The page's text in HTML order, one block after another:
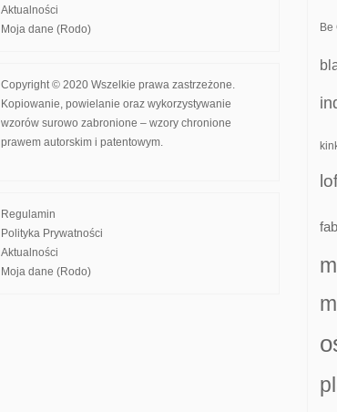
Aktualności
Moja dane (Rodo)
Copyright © 2020 Wszelkie prawa zastrzeżone.
Kopiowanie, powielanie oraz wykorzystywanie
wzorów surowo zabronione – wzory chronione
prawem autorskim i patentowym.
Regulamin
Polityka Prywatności
Aktualności
Moja dane (Rodo)
Be